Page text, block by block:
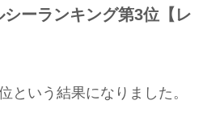
ーランキング第3位【レ
という結果になりました。